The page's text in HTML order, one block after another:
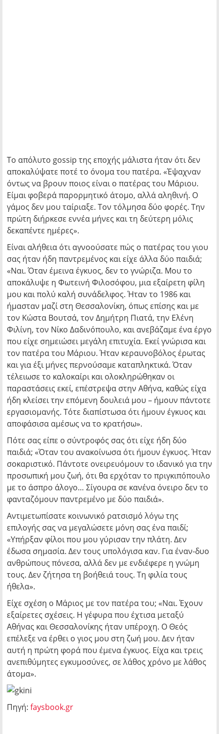
Το απόλυτο gossip της εποχής μάλιστα ήταν ότι δεν
αποκαλύψατε ποτέ το όνομα του πατέρα. «Έψαχναν
όντως να βρουν ποιος είναι ο πατέρας του Μάριου.
Είμαι φοβερά παρορμητικό άτομο, αλλά αληθινή. Ο
γάμος δεν μου ταίριαξε. Τον τόλμησα δύο φορές. Την
πρώτη διήρκεσε εννέα μήνες και τη δεύτερη μόλις
δεκαπέντε ημέρες».
Είναι αλήθεια ότι αγνοούσατε πώς ο πατέρας του γιου
σας ήταν ήδη παντρεμένος και είχε άλλα δύο παιδιά;
«Ναι. Όταν έμεινα έγκυος, δεν το γνώριζα. Μου το
αποκάλυψε η Φωτεινή Φιλοσόφου, μια εξαίρετη φίλη
μου και πολύ καλή συνάδελφος. Ήταν το 1986 και
ήμασταν μαζί στη Θεσσαλονίκη, όπως επίσης και με
τον Κώστα Βουτσά, τον Δημήτρη Πιατά, την Ελένη
Φιλίνη, τον Νίκο Δαδινόπουλο, και ανεβάζαμε ένα έργο
που είχε σημειώσει μεγάλη επιτυχία. Εκεί γνώρισα και
τον πατέρα του Μάριου. Ήταν κεραυνοβόλος έρωτας
και για έξι μήνες περνούσαμε καταπληκτικά. Όταν
τέλειωσε το καλοκαίρι και ολοκληρώθηκαν οι
παραστάσεις εκεί, επέστρεψα στην Αθήνα, καθώς είχα
ήδη κλείσει την επόμενη δουλειά μου – ήμουν πάντοτε
εργασιομανής. Τότε διαπίστωσα ότι ήμουν έγκυος και
αποφάσισα αμέσως να το κρατήσω».
Πότε σας είπε ο σύντροφός σας ότι είχε ήδη δύο
παιδιά; «Όταν του ανακοίνωσα ότι ήμουν έγκυος. Ήταν
σοκαριστικό. Πάντοτε ονειρευόμουν το ιδανικό για την
προσωπική μου ζωή, ότι θα ερχόταν το πριγκιπόπουλο
με το άσπρο άλογο… Σίγουρα σε κανένα όνειρο δεν το
φανταζόμουν παντρεμένο με δύο παιδιά».
Αντιμετωπίσατε κοινωνικό ρατσισμό λόγω της
επιλογής σας να μεγαλώσετε μόνη σας ένα παιδί;
«Υπήρξαν φίλοι που μου γύρισαν την πλάτη. Δεν
έδωσα σημασία. Δεν τους υπολόγισα καν. Για έναν-δυο
ανθρώπους πόνεσα, αλλά δεν με ενδιέφερε η γνώμη
τους. Δεν ζήτησα τη βοήθειά τους. Τη φιλία τους
ήθελα».
Είχε σχέση ο Μάριος με τον πατέρα του; «Ναι. Έχουν
εξαίρετες σχέσεις. Η γέφυρα που έχτισα μεταξύ
Αθήνας και Θεσσαλονίκης ήταν υπέροχη. Ο Θεός
επέλεξε να έρθει ο γιος μου στη ζωή μου. Δεν ήταν
αυτή η πρώτη φορά που έμενα έγκυος. Είχα και τρεις
ανεπιθύμητες εγκυμοσύνες, σε λάθος χρόνο με λάθος
άτομα».
Πηγή: faysbook.gr